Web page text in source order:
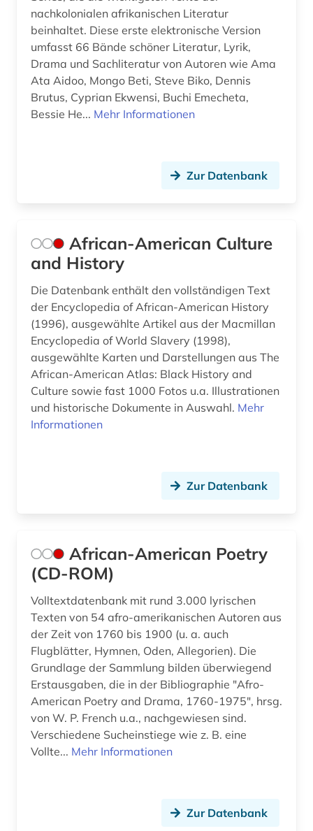
geschichte 1574-1739 (1)
geschichte 1600-1900 (2)
geschichte 1650 (1)
geschichte 1700 ff. (1)
geschichte 1700-1800 (1)
geschichte 1700-1836 (1)
geschichte 1714-1915 (1)
geschichte 1755-1773 (1)
geschichte 1790-1920 (1)
geschichte 1800-1920 (1)
geschichte 1800-2010 (1)
geschichte 1821-1837 (1)
geschichte 1832-1901 (1)
geschichte 1832-1978 (1)
geschichte 1853-1865 (2)
nachkolonialen afrikanischen Literatur
beinhaltet. Diese erste elektronische Version
umfasst 66 Bände schöner Literatur, Lyrik,
Drama und Sachliteratur von Autoren wie Ama
Ata Aidoo, Mongo Beti, Steve Biko, Dennis
Brutus, Cyprian Ekwensi, Buchi Emecheta,
Bessie He... Mehr Informationen
Zur Datenbank
African-American Culture
and History
Die Datenbank enthält den vollständigen Text
der Encyclopedia of African-American History
(1996), ausgewählte Artikel aus der Macmillan
Encyclopedia of World Slavery (1998),
ausgewählte Karten und Darstellungen aus The
African-American Atlas: Black History and
Culture sowie fast 1000 Fotos u.a. Illustrationen
und historische Dokumente in Auswahl. Mehr
Informationen
Zur Datenbank
African-American Poetry
(CD-ROM)
Volltextdatenbank mit rund 3.000 lyrischen
Texten von 54 afro-amerikanischen Autoren aus
der Zeit von 1760 bis 1900 (u. a. auch
Flugblätter, Hymnen, Oden, Allegorien). Die
Grundlage der Sammlung bilden überwiegend
Erstausgaben, die in der Bibliographie "Afro-
American Poetry and Drama, 1760-1975", hrsg.
von W. P. French u.a., nachgewiesen sind.
Verschiedene Sucheinstiege wie z. B. eine
Vollte... Mehr Informationen
Zur Datenbank